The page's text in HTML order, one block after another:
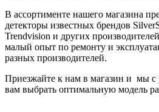
В ассортименте нашего магазина
детекторы известных брендов
Trendvision и других
малый опыт по ремонту и
разных производителей.
Приезжайте к нам в магазин и мы с
вам выбрать оптимальную модель